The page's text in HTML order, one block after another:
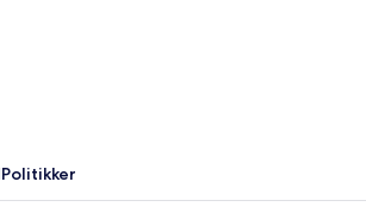
Politikker